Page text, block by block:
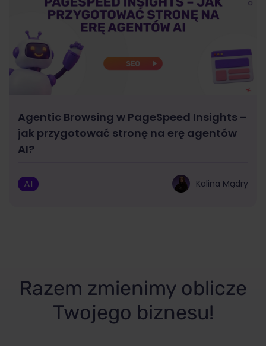
Agentic Browsing w PageSpeed Insights –
jak przygotować stronę na erę agentów
AI?
AI Kalina Mądry
Razem zmienimy oblicze
Twojego biznesu!